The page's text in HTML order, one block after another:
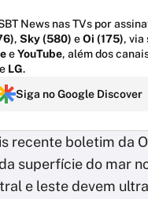
News nas TVs por
, Sky (580) eOi (175), via
eYouTube, além dos
e LG.
Siga no Google Discover
recente boletim da
superfície do mar
e leste devem